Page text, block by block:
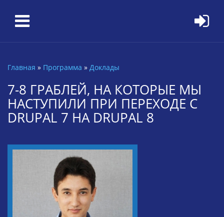
Вы здесь
Главная » Программа » Доклады
7-8 ГРАБЛЕЙ, НА КОТОРЫЕ МЫ
НАСТУПИЛИ ПРИ ПЕРЕХОДЕ С
DRUPAL 7 НА DRUPAL 8